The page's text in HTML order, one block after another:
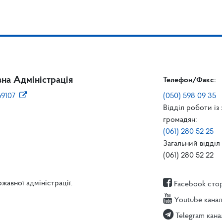
Адміністрація
Телефон/Факс:
(050) 598 09 35
Відділ роботи
громадян:
(061) 280 52 25
Загальний
(061) 280 52 22
адміністрації.
Facebook
Youtube канал
Telegram